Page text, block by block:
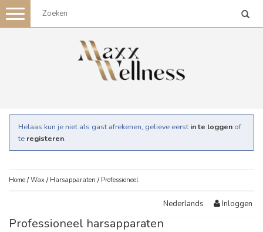
Toggle
navigation
Helaas kun je niet als gast afrekenen, gelieve eerst in te loggen of
te registeren.
Home /Wax / Harsapparaten / Professioneel
Nederlands Inloggen
Professioneel harsapparaten